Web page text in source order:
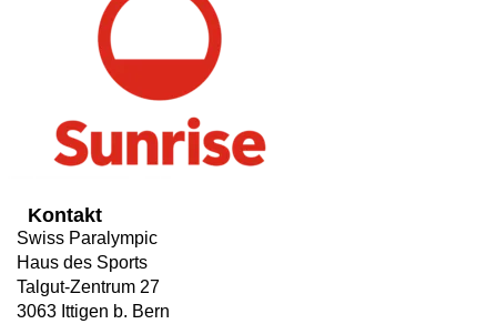
Kontakt
Swiss Paralympic
Haus des Sports
Talgut-Zentrum 27
3063 Ittigen b. Bern